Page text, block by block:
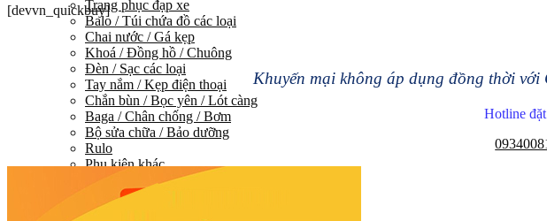
Trang phục đạp xe
Balo / Túi chứa đồ các loại
Chai nước / Gá kẹp
Khoá / Đồng hồ / Chuông
Đèn / Sạc các loại
Tay nắm / Kẹp điện thoại
Chắn bùn / Bọc yên / Lót càng
Baga / Chân chống / Bơm
Bộ sửa chữa / Bảo dưỡng
Rulo
Phụ kiện khác
HỆ THỐNG TRUYỀN LỰC
[devvn_quickbuy]
Khuyến mại không áp dụng đồng thời
Hotline